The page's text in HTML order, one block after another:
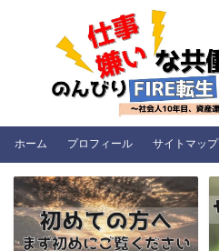
ホーム プロフィール サイトマップ